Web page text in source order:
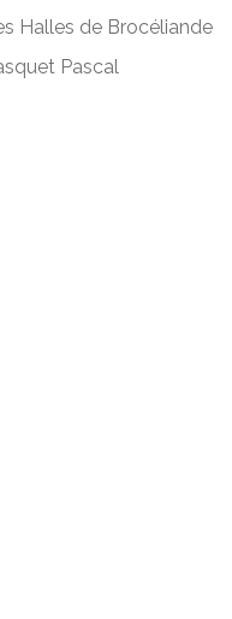
Halles de Brocéliande
Pascal